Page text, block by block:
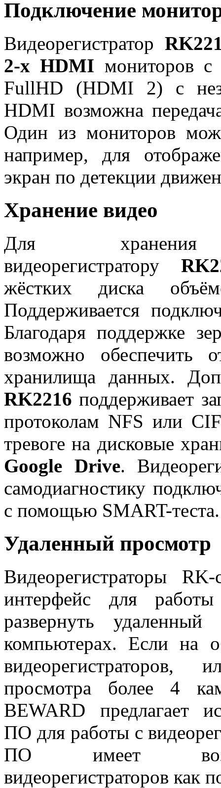
Подключение
Видеорегистратор
2-хHDMI мониторов
FullHD (HDMI 2) с
HDMI возможна
Один из мониторов
например, для
экран по детекции
Хранение видео
Для
видеорегистраторуR
жёстких диска
Поддерживается
Благодаря поддержке
возможно обеспечить
хранилища данных.
RK2216поддерживает
протоколам NFS или
тревоге на дисковые
Google Drive.
самодиагностику
с помощью SMART-теста.
Удаленный просмотр
Видеорегистраторы
интерфейс для
развернуть
компьютерах. Если на
видеорегистраторов,
просмотра более 4
BEWARD предлагает
ПО для работы с
ПО имеет
видеорегистраторов как